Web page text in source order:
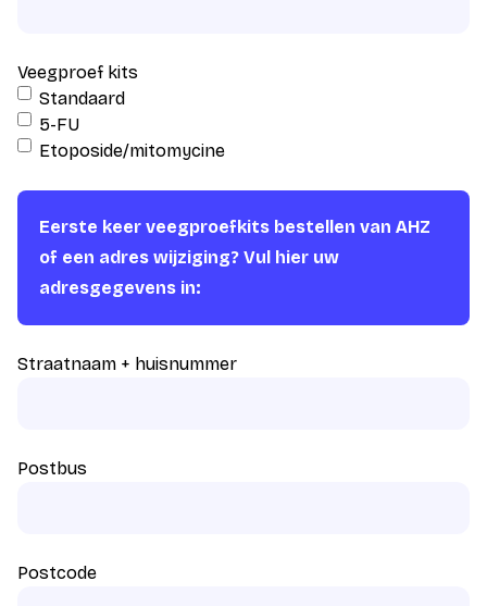
Veegproef kits
Standaard
5-FU
Etoposide/mitomycine
Eerste keer veegproefkits bestellen van AHZ
of een adres wijziging? Vul hier uw
adresgegevens in:
Straatnaam + huisnummer
Postbus
Postcode